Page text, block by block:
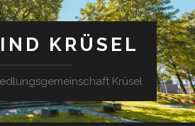
KRÜSEL
Krüsel